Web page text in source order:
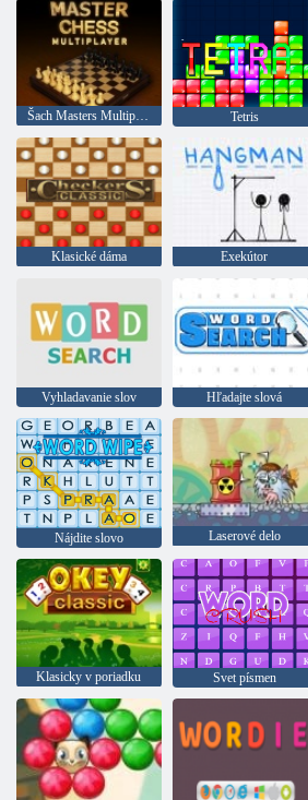
Šach Masters Multiplayer Tetris
Klasické dáma Exekútor
Vyhladavanie slov Hľadajte slová
Nájdite slovo Laserové delo
Klasicky v poriadku Svet písmen